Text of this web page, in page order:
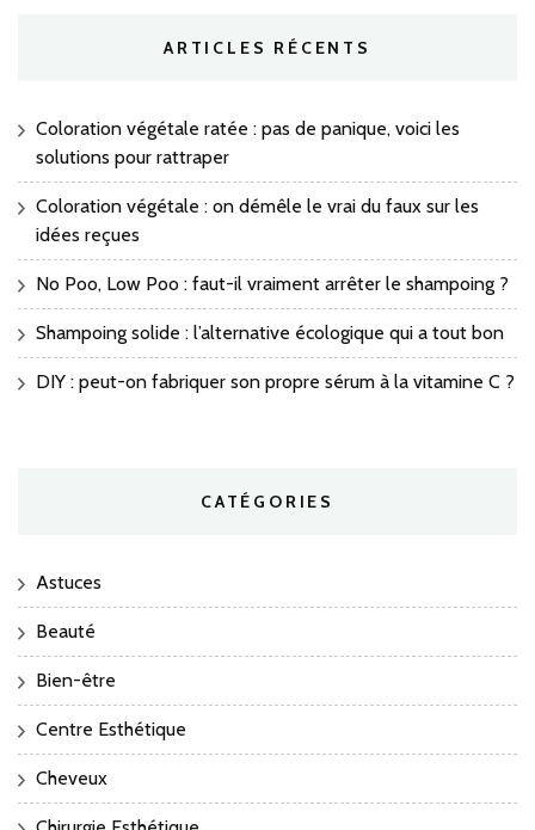
ARTICLES RÉCENTS
Coloration végétale ratée : pas de panique, voici les
solutions pour rattraper
Coloration végétale : on démêle le vrai du faux sur les
idées reçues
No Poo, Low Poo : faut-il vraiment arrêter le shampoing ?
Shampoing solide : l’alternative écologique qui a tout bon
DIY : peut-on fabriquer son propre sérum à la vitamine C ?
CATÉGORIES
Astuces
Beauté
Bien-être
Centre Esthétique
Cheveux